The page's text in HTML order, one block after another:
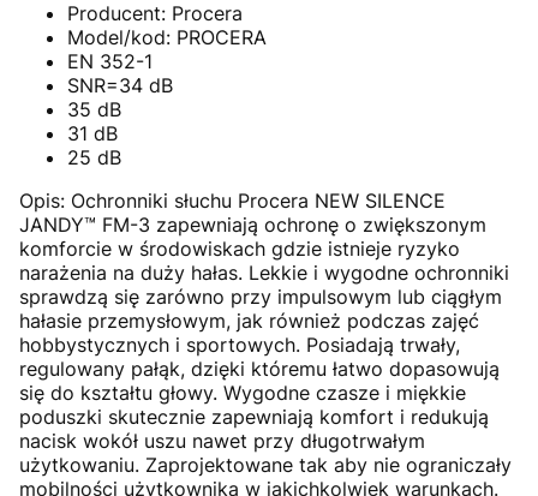
Producent: Procera
Model/kod: PROCERA
EN 352-1
SNR=34 dB
35 dB
31 dB
25 dB
Opis: Ochronniki słuchu Procera NEW SILENCE
JANDY™ FM-3 zapewniają ochronę o zwiększonym
komforcie w środowiskach gdzie istnieje ryzyko
narażenia na duży hałas. Lekkie i wygodne ochronniki
sprawdzą się zarówno przy impulsowym lub ciągłym
hałasie przemysłowym, jak również podczas zajęć
hobbystycznych i sportowych. Posiadają trwały,
regulowany pałąk, dzięki któremu łatwo dopasowują
się do kształtu głowy. Wygodne czasze i miękkie
poduszki skutecznie zapewniają komfort i redukują
nacisk wokół uszu nawet przy długotrwałym
użytkowaniu. Zaprojektowane tak aby nie ograniczały
mobilności użytkownika w jakichkolwiek warunkach.